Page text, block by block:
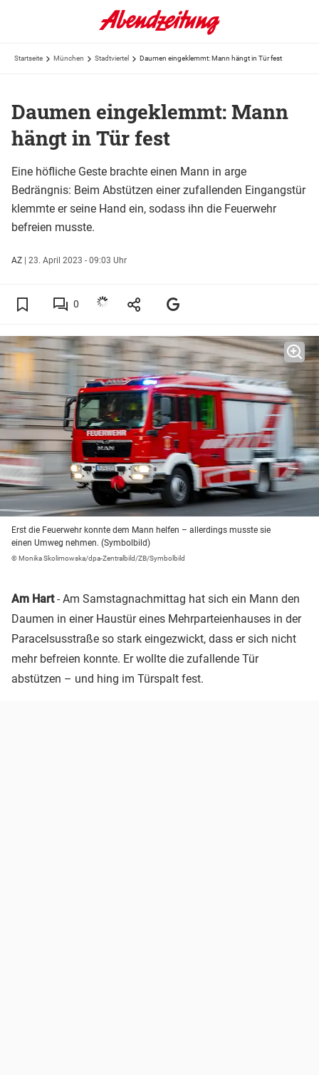
Startseite München Stadtviertel Daumen eingeklemmt: Mann hängt in Tür fest
Daumen eingeklemmt: Mann
hängt in Tür fest
Eine höfliche Geste brachte einen Mann in arge
Bedrängnis: Beim Abstützen einer zufallenden Eingangstür
klemmte er seine Hand ein, sodass ihn die Feuerwehr
befreien musste.
AZ | 23. April 2023 - 09:03 Uhr
0
Erst die Feuerwehr konnte dem Mann helfen – allerdings musste sie
einen Umweg nehmen. (Symbolbild)
© Monika Skolimowska/dpa-Zentralbild/ZB/Symbolbild
Am Hart- Am Samstagnachmittag hat sich ein Mann den
Daumen in einer Haustür eines Mehrparteienhauses in der
Paracelsusstraße so stark eingezwickt, dass er sich nicht
mehr befreien konnte. Er wollte die zufallende Tür
abstützen – und hing im Türspalt fest.